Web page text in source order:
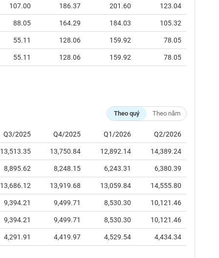
107.00 186.37 201.60 123.04
88.05 164.29 184.03 105.32
55.11 128.06 159.92 78.05
55.11 128.06 159.92 78.05
Theo quý Theo năm
Q3/2025 Q4/2025 Q1/2026 Q2/2026
13,513.35 13,750.84 12,892.14 14,389.24
8,895.62 8,248.15 6,243.31 6,380.39
13,686.12 13,919.68 13,059.84 14,555.80
9,394.21 9,499.71 8,530.30 10,121.46
9,394.21 9,499.71 8,530.30 10,121.46
4,291.91 4,419.97 4,529.54 4,434.34